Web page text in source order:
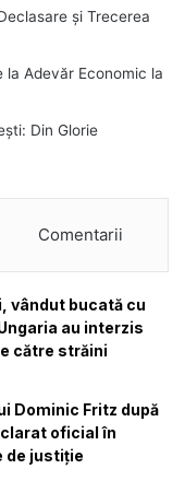
și Trecerea
la Adevăr Economic la
Din Glorie
Comentarii
vândut bucată cu
au interzis
către străini
Dominic Fritz după
oficial în
de justiție